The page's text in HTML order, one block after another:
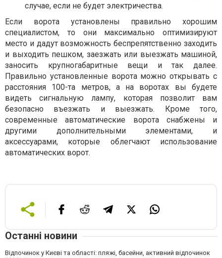
случае, если не будет электричества.
Если ворота установлены правильно хорошим
специалистом, то они максимально оптимизируют
место и дадут возможность беспрепятственно заходить
и выходить пешком, заезжать или выезжать машиной,
заносить крупногабаритные вещи и так далее.
Правильно установленные ворота можно открывать с
расстояния 100-та метров, а на воротах вы будете
видеть сигнальную лампу, которая позволит вам
безопасно въезжать и выезжать. Кроме того,
современные автоматические ворота снабжены и
другими дополнительными элементами, и
аксессуарами, которые облегчают использование
автоматических ворот.
Останні новини
Відпочинок у Києві та області: пляжі, басейни, активний відпочинок